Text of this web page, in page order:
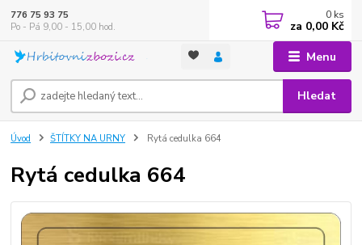
Menu
Hledat
776 75 93 75
Po - Pá 9,00 - 15,00 hod.
0 ks
za 0,00 Kč
Úvod ŠTÍTKY NA URNY Rytá cedulka 664
Rytá cedulka 664